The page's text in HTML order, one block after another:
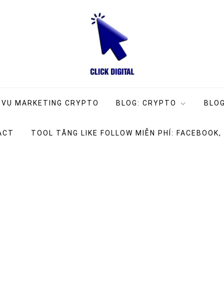
MARKETING CRYPTO BLOG: CRYPTO
TOOL TĂNG LIKE FOLLOW MIỄN PHÍ: